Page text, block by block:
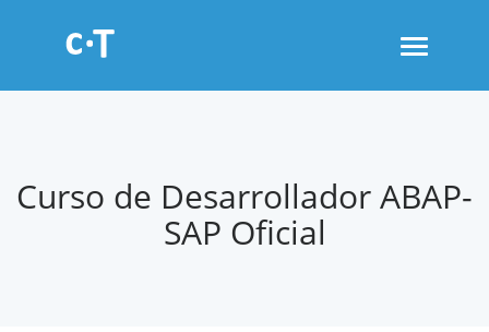
Toggle
Curso de Desarrollador ABAP-
SAP Oficial